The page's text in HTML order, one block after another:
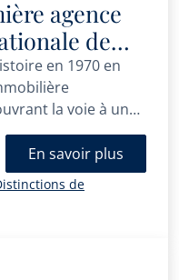
agence
de
en 1970 en
la voie à une
sur la Costa
a commencé.
En savoir plus
de